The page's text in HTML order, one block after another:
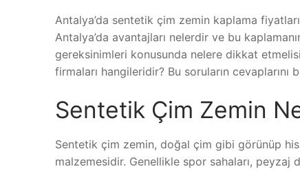
Antalya’da sentetik çim zemin kaplama
Antalya’da avantajları nelerdir ve bu
gereksinimleri konusunda nelere dikkat
firmaları hangileridir? Bu soruların
Sentetik Çim Zemin
Sentetik çim zemin, doğal çim gibi görünüp
malzemesidir. Genellikle spor sahaları, peyzaj